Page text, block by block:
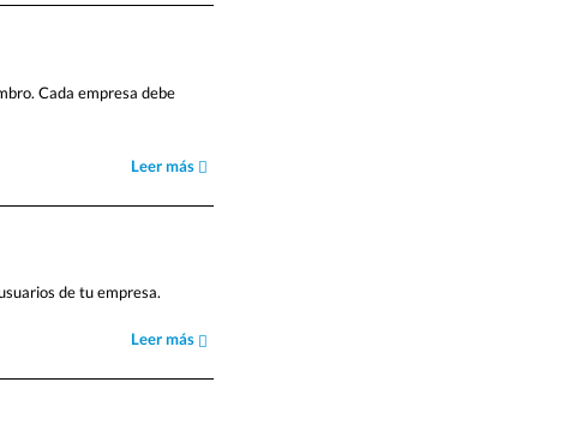
Cada empresa debe
Leer más
de tu empresa.
Leer más